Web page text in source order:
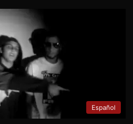
Español